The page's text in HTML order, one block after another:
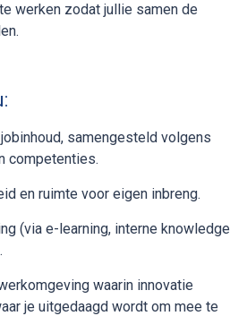
werken zodat jullie samen de
samengesteld volgens
competenties.
en ruimte voor eigen inbreng.
(via e-learning, interne knowledge
waarin innovatie
je uitgedaagd wordt om mee te